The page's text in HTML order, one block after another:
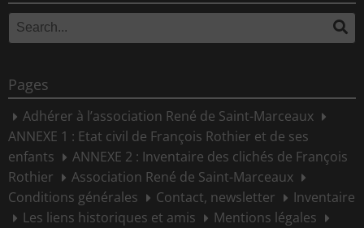
Search
for:
Pages
Adhérer à l’association René de Saint-Marceaux
ANNEXE 1 : Etat civil de François Rothier et de ses
enfants
ANNEXE 2 : Inventaire des clichés de François
Rothier
Association René de Saint-Marceaux
Conditions générales
Contact, newsletter
Inventaire
Les liens historiques et amis
Mentions légales